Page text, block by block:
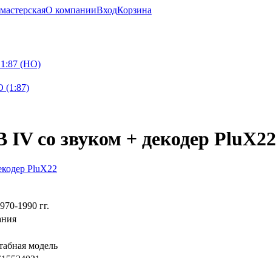
О компанииВходКорзина
(HO)
(1:87)
IV со звуком + декодер PluX22
1990 гг.
модель